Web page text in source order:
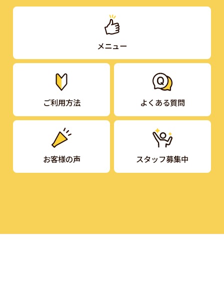
メニュー
ご利用方法 よくある質問
お客様の声 スタッフ募集中